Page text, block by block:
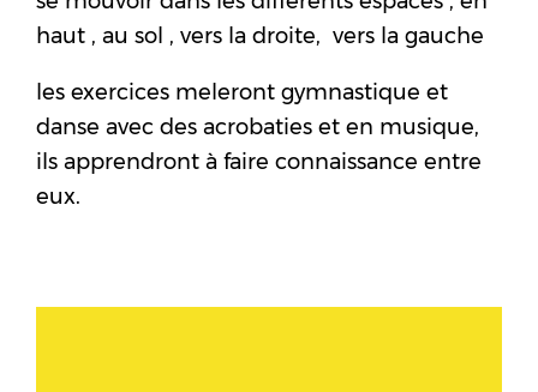
haut , au sol , vers la droite, vers la gauche
les exercices meleront gymnastique et
danse avec des acrobaties et en musique,
ils apprendront à faire connaissance entre
eux.